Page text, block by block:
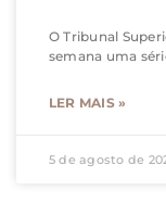
O Tribunal
semana uma
LER MAIS »
5 de agosto de